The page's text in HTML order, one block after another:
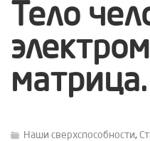
Тело
матрица.
Наши сверхспособности,